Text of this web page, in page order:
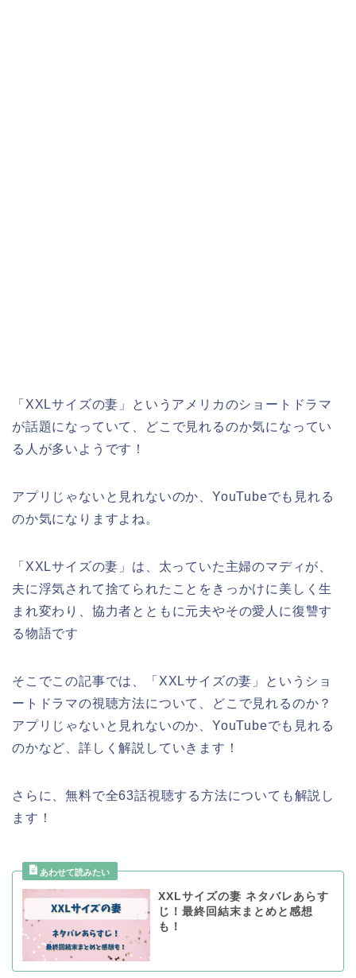
「XXLサイズの妻」というアメリカのショートドラマ
が話題になっていて、どこで見れるのか気になってい
る人が多いようです！
アプリじゃないと見れないのか、YouTubeでも見れる
のか気になりますよね。
「XXLサイズの妻」は、太っていた主婦のマディが、
夫に浮気されて捨てられたことをきっかけに美しく生
まれ変わり、協力者とともに元夫やその愛人に復讐す
る物語です
そこでこの記事では、「XXLサイズの妻」というショ
ートドラマの視聴方法について、どこで見れるのか？
アプリじゃないと見れないのか、YouTubeでも見れる
のかなど、詳しく解説していきます！
さらに、無料で全63話視聴する方法についても解説し
ます！
XXLサイズの妻 ネタバレあらす
じ！最終回結末まとめと感想
も！